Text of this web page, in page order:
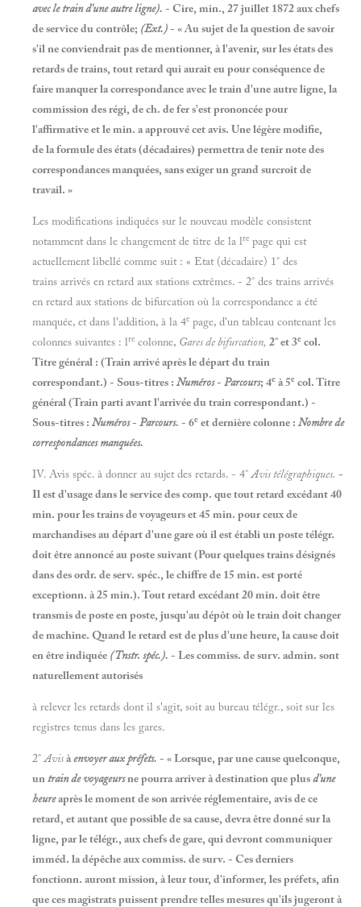
avec le train d'une autre ligne). - Cire, min., 27 juillet 1872 aux chefs
de service du contrôle; (Ext.)- « Au sujet de la question de savoir
s'il ne conviendrait pas de mentionner, à l'avenir, sur les états des
retards de trains, tout retard qui aurait eu pour conséquence de
faire manquer la correspondance avec le train d'une autre ligne, la
commission des régi, de ch. de fer s'est prononcée pour
l'affirmative et le min. a approuvé cet avis. Une légère modifie,
de la formule des états (décadaires) permettra de tenir note des
correspondances manquées, sans exiger un grand surcroît de
travail. »
Les modifications indiquées sur le nouveau modèle consistent
notamment dans le changement de titre de la lre page qui est
actuellement libellé comme suit : « Etat (décadaire) 1° des
trains arrivés en retard aux stations extrêmes. - 2° des trains arrivés
en retard aux stations de bifurcation où la correspondance a été
manquée, et dans l'addition, à la 4e page, d'un tableau contenant les
colonnes suivantes : lre colonne, Gares de bifurcation, 2° et 3e col.
Titre général : (Train arrivé après le départ du train
correspondant.) - Sous-titres : Numéros- Parcours; 4e à 5e col. Titre
général (Train parti avant l'arrivée du train correspondant.) -
Sous-titres : Numéros- Parcours. - 6e et dernière colonne : Nombre de
correspondances manquées.
IV. Avis spéc. à donner au sujet des retards. - 4°Avis télégraphiques. -
Il est d'usage dans le service des comp. que tout retard excédant 40
min. pour les trains de voyageurs et 45 min. pour ceux de
marchandises au départ d'une gare où il est établi un poste télégr.
doit être annoncé au poste suivant (Pour quelques trains désignés
dans des ordr. de serv. spéc., le chiffre de 15 min. est porté
exceptionn. à 25 min.). Tout retard excédant 20 min. doit être
transmis de poste en poste, jusqu'au dépôt où le train doit changer
de machine. Quand le retard est de plus d'une heure, la cause doit
en être indiquée (Tnstr. spéc.). - Les commiss. de surv. admin. sont
naturellement autorisés
à relever les retards dont il s'agit, soit au bureau télégr., soit sur les
registres tenus dans les gares.
2°Avisàenvoyer aux préfets. - « Lorsque, par une cause quelconque,
untrain de voyageursne pourra arriver à destination que plusd'une
heureaprès le moment de son arrivée réglementaire, avis de ce
retard, et autant que possible de sa cause, devra être donné sur la
ligne, par le télégr., aux chefs de gare, qui devront communiquer
imméd. la dépêche aux commiss. de surv. - Ces derniers
fonctionn. auront mission, à leur tour, d'informer, les préfets, afin
que ces magistrats puissent prendre telles mesures qu'ils jugeront à